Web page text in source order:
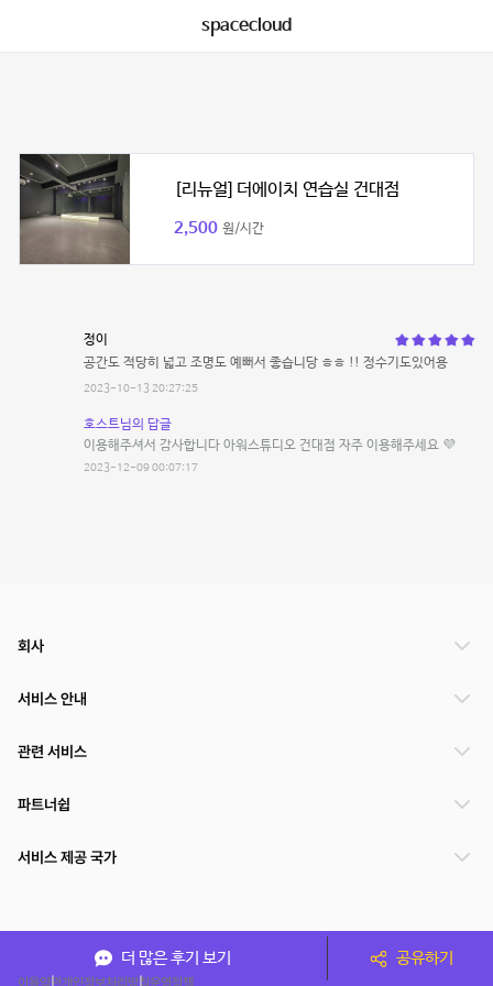
spacecloud
[리뉴얼] 더에이치 연습실 건대점
2,500 원/시간
정이
공간도 적당히 넓고 조명도 예뻐서 좋습니당 ㅎㅎ !! 정수기도있어용
2023-10-13 20:27:25
호스트님의 답글
이용해주셔서 감사합니다 아워스튜디오 건대점 자주 이용해주세요 💜
2023-12-09 00:07:17
더 많은 후기 보기 공유하기
회사
서비스 안내
관련 서비스
파트너쉽
서비스 제공 국가
이용약관개인정보처리방침운영정책